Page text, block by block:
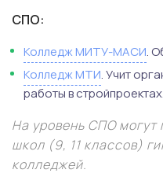
СПО:
Колледж МИТУ-МАСИ.
Колледж МТИ. Учит
работы в стройпроектах.
На уровень СПО могут
школ (9, 11 классов)
колледжей.